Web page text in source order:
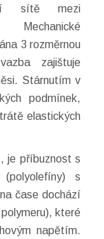
sítě mezi
Mechanické
3 rozměrnou
zajištuje
Stárnutím v
podmínek,
elastických
je příbuznost s
s
čase dochází
které
napětím.